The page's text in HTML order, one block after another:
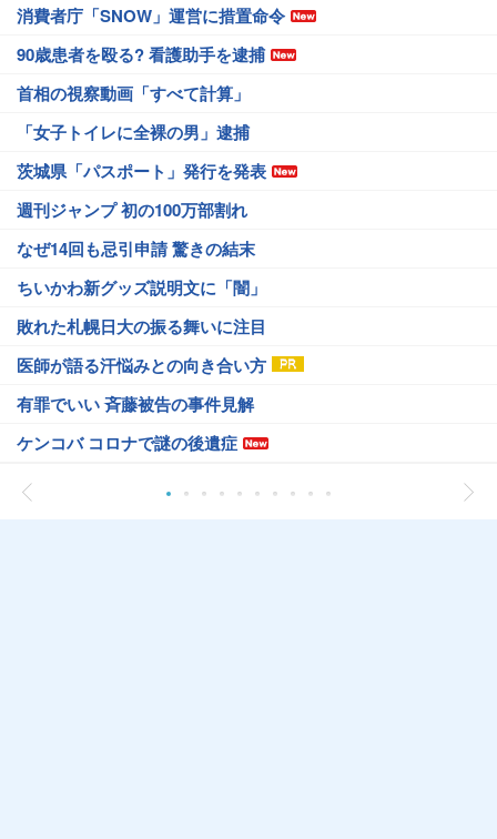
消費者庁「SNOW」運営に措置命令
90歳患者を殴る? 看護助手を逮捕
首相の視察動画「すべて計算」
「女子トイレに全裸の男」逮捕
茨城県「パスポート」発行を発表
週刊ジャンプ 初の100万部割れ
なぜ14回も忌引申請 驚きの結末
ちいかわ新グッズ説明文に「闇」
敗れた札幌日大の振る舞いに注目
医師が語る汗悩みとの向き合い方
有罪でいい 斉藤被告の事件見解
ケンコバ コロナで謎の後遺症